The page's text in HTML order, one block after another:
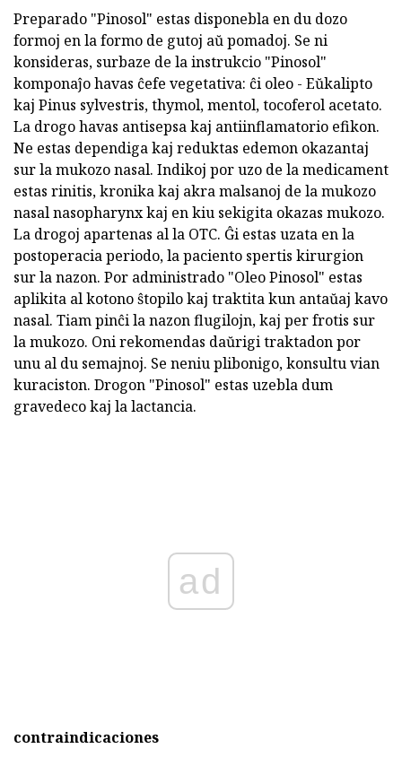
Preparado "Pinosol" estas disponebla en du dozo
formoj en la formo de gutoj aŭ pomadoj. Se ni
konsideras, surbaze de la instrukcio "Pinosol"
komponaĵo havas ĉefe vegetativa: ĉi oleo - Eŭkalipto
kaj Pinus sylvestris, thymol, mentol, tocoferol acetato.
La drogo havas antisepsa kaj antiinflamatorio efikon.
Ne estas dependiga kaj reduktas edemon okazantaj
sur la mukozo nasal. Indikoj por uzo de la medicament
estas rinitis, kronika kaj akra malsanoj de la mukozo
nasal nasopharynx kaj en kiu sekigita okazas mukozo.
La drogoj apartenas al la OTC. Ĝi estas uzata en la
postoperacia periodo, la paciento spertis kirurgion
sur la nazon. Por administrado "Oleo Pinosol" estas
aplikita al kotono ŝtopilo kaj traktita kun antaŭaj kavo
nasal. Tiam pinĉi la nazon flugilojn, kaj per frotis sur
la mukozo. Oni rekomendas daŭrigi traktadon por
unu al du semajnoj. Se neniu plibonigo, konsultu vian
kuraciston. Drogon "Pinosol" estas uzebla dum
gravedeco kaj la lactancia.
ad
contraindicaciones